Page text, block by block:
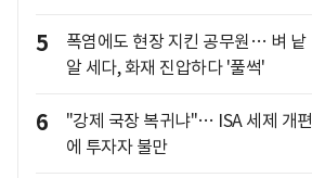
5
폭염에도 현장 지킨 공무원… 벼 낱
알 세다, 화재 진압하다 '풀썩'
6
"강제 국장 복귀냐"… ISA 세제 개편
에 투자자 불만